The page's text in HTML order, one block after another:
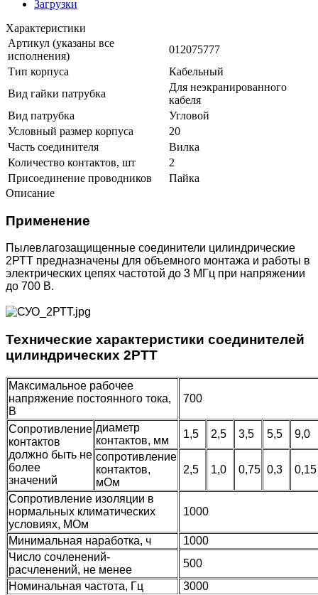
Загрузки
Характеристики
Артикул (указаны все
исполнения)
012075777
Тип корпуса
Кабельный
Вид гайки патрубка
Для неэкранированного
кабеля
Вид патрубка
Угловой
Условный размер корпуса
20
Часть соединителя
Вилка
Количество контактов, шт
2
Присоединение проводников
Пайка
Описание
Применение
Пылевлагозащищенные соединители цилиндрические
2РТТ предназначены для объемного монтажа и работы в
электрических цепях частотой до 3 МГц при напряжении
до 700 В.
Технические характеристики соединителей
цилиндрических 2РТТ
Максимальное рабочее
напряжение постоянного тока,
В
700
Сопротивление
контактов
должно быть не
более
значений
диаметр
контактов, мм
1,5 2,5 3,5 5,5
9,0
сопротивление
контактов,
мОм
2,5 1,0 0,75 0,3
Сопротивление изоляции в
нормальных климатических
условиях, МОм
1000
Минимальная наработка, ч
1000
Число сочленений-
расчленений, не менее
500
Номинальная частота, Гц
3000